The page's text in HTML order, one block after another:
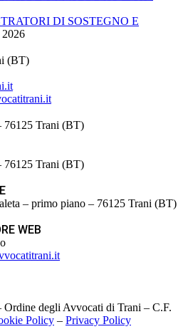
DI SOSTEGNO E
(BT)
76125 Trani (BT)
76125 Trani (BT)
– primo piano – 76125 Trani (BT)
WEB
degli Avvocati di Trani – C.F.
Policy – Privacy Policy